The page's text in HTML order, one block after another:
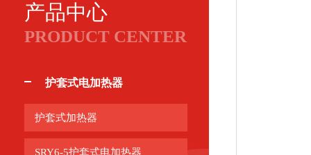
产品中心
PRODUCT CENTER
护套式电加热器
护套式加热器
SRY6-5护套式电加热器